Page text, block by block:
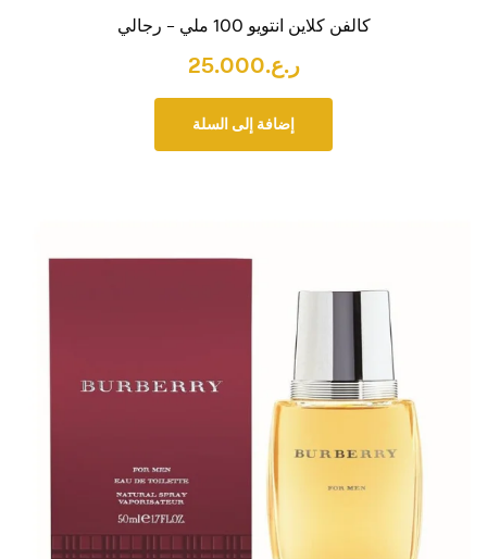
كالفن كلاين انتويو 100 ملي – رجالي
ر.ع.25.000
إضافة إلى السلة